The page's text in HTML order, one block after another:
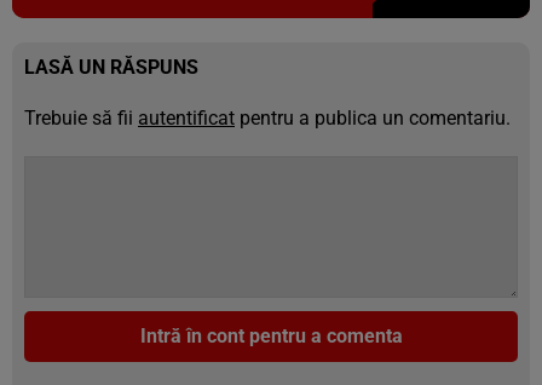
LASĂ UN RĂSPUNS
Trebuie să fii autentificat pentru a publica un comentariu.
Intră în cont pentru a comenta